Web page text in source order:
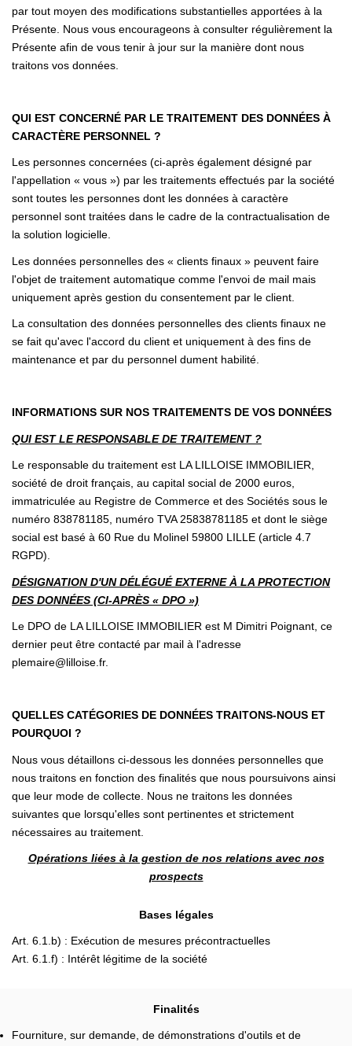
par tout moyen des modifications substantielles apportées à la
Présente. Nous vous encourageons à consulter régulièrement la
Présente afin de vous tenir à jour sur la manière dont nous
traitons vos données.
QUI EST CONCERNÉ PAR LE TRAITEMENT DES DONNÉES À
CARACTÈRE PERSONNEL ?
Les personnes concernées (ci-après également désigné par
l'appellation « vous ») par les traitements effectués par la société
sont toutes les personnes dont les données à caractère
personnel sont traitées dans le cadre de la contractualisation de
la solution logicielle.
Les données personnelles des « clients finaux » peuvent faire
l'objet de traitement automatique comme l'envoi de mail mais
uniquement après gestion du consentement par le client.
La consultation des données personnelles des clients finaux ne
se fait qu'avec l'accord du client et uniquement à des fins de
maintenance et par du personnel dument habilité.
INFORMATIONS SUR NOS TRAITEMENTS DE VOS DONNÉES
QUI EST LE RESPONSABLE DE TRAITEMENT ?
Le responsable du traitement est LA LILLOISE IMMOBILIER,
société de droit français, au capital social de 2000 euros,
immatriculée au Registre de Commerce et des Sociétés sous le
numéro 838781185, numéro TVA 25838781185 et dont le siège
social est basé à 60 Rue du Molinel 59800 LILLE (article 4.7
RGPD).
DÉSIGNATION D'UN DÉLÉGUÉ EXTERNE À LA PROTECTION
DES DONNÉES (CI-APRÈS « DPO »)
Le DPO de LA LILLOISE IMMOBILIER est M Dimitri Poignant, ce
dernier peut être contacté par mail à l'adresse
plemaire@lilloise.fr.
QUELLES CATÉGORIES DE DONNÉES TRAITONS-NOUS ET
POURQUOI ?
Nous vous détaillons ci-dessous les données personnelles que
nous traitons en fonction des finalités que nous poursuivons ainsi
que leur mode de collecte. Nous ne traitons les données
suivantes que lorsqu'elles sont pertinentes et strictement
nécessaires au traitement.
Opérations liées à la gestion de nos relations avec nos
prospects
Bases légales
Art. 6.1.b) : Exécution de mesures précontractuelles
Art. 6.1.f) : Intérêt légitime de la société
Finalités
Fourniture, sur demande, de démonstrations d'outils et de